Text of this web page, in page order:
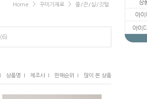
Home > 꾸미기재료 > 줄/끈/실/깃털
(6)
상품명 I 제조사 I 판매순위 I 많이 본 상품